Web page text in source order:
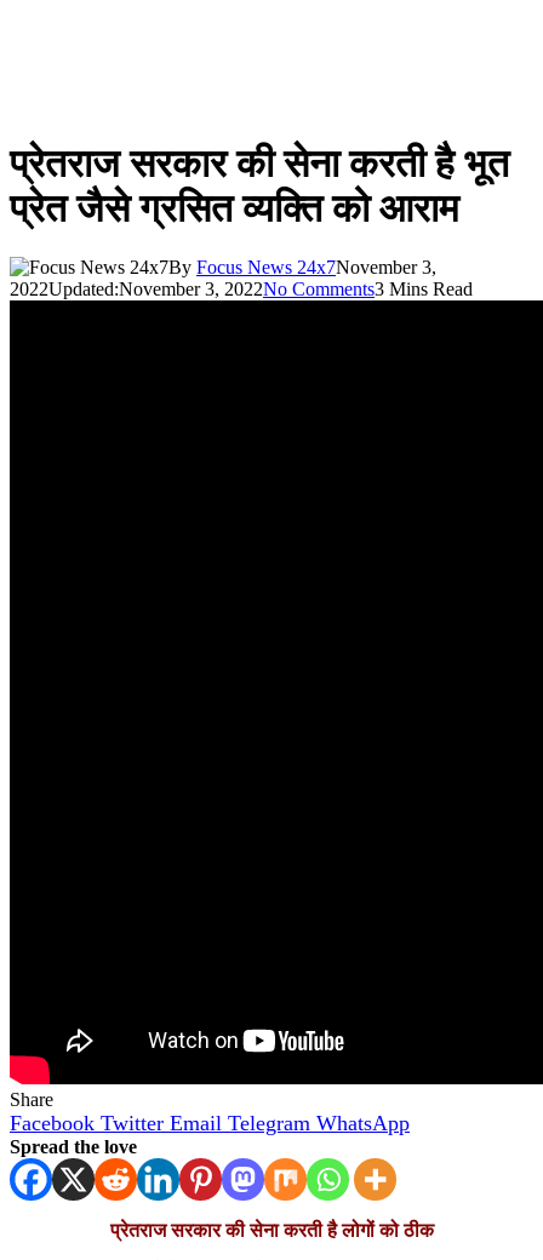
प्रेतराज सरकार की सेना करती है भूत
प्रेत जैसे ग्रसित व्यक्ति को आराम
By Focus News 24x7November 3,
2022Updated:November 3, 2022No Comments3 Mins Read
Share
Facebook Twitter Email Telegram WhatsApp
Spread the love
प्रेतराज सरकार की सेना करती है लोगों को ठीक